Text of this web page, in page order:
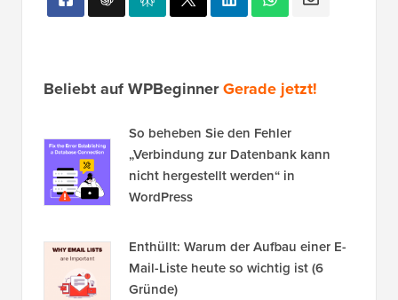
Beliebt auf WPBeginnerGerade jetzt!
So beheben Sie den Fehler
„Verbindung zur Datenbank kann
nicht hergestellt werden“ in
WordPress
Enthüllt: Warum der Aufbau einer E-
Mail-Liste heute so wichtig ist (6
Gründe)